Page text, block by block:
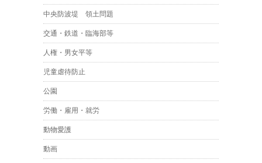
中央防波堤 領土問題
交通・鉄道・臨海部等
人権・男女平等
児童虐待防止
公園
労働・雇用・就労
動物愛護
動画